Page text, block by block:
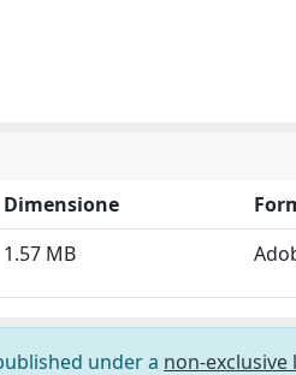
Dimensione
1.57 MB
under a non-exclusive